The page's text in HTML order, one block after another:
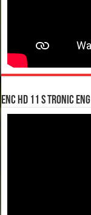
enc hd 11 S tronic ENG